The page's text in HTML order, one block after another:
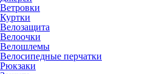
Ветровки
Куртки
Велозащита
Велоочки
Велошлемы
Велосипедные перчатки
Рюкзаки